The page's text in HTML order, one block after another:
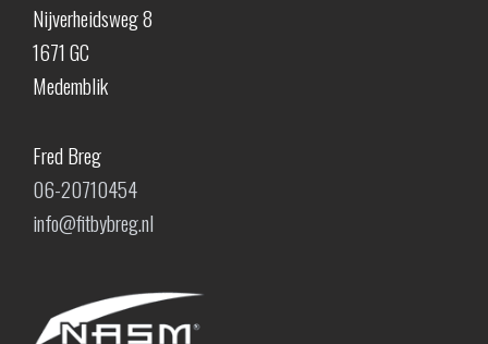
Nijverheidsweg 8
1671 GC
Medemblik
Fred Breg
06-20710454
info@fitbybreg.nl